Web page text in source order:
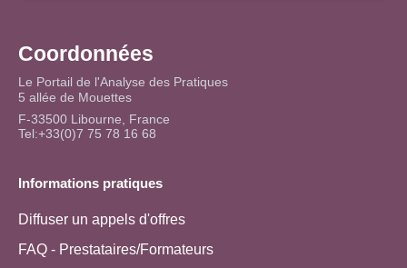
Coordonnées
Le Portail de l'Analyse des Pratiques
5 allée de Mouettes
F-33500 Libourne, France
Tel:+33(0)7 75 78 16 68
Informations pratiques
Diffuser un appels d'offres
FAQ - Prestataires/Formateurs